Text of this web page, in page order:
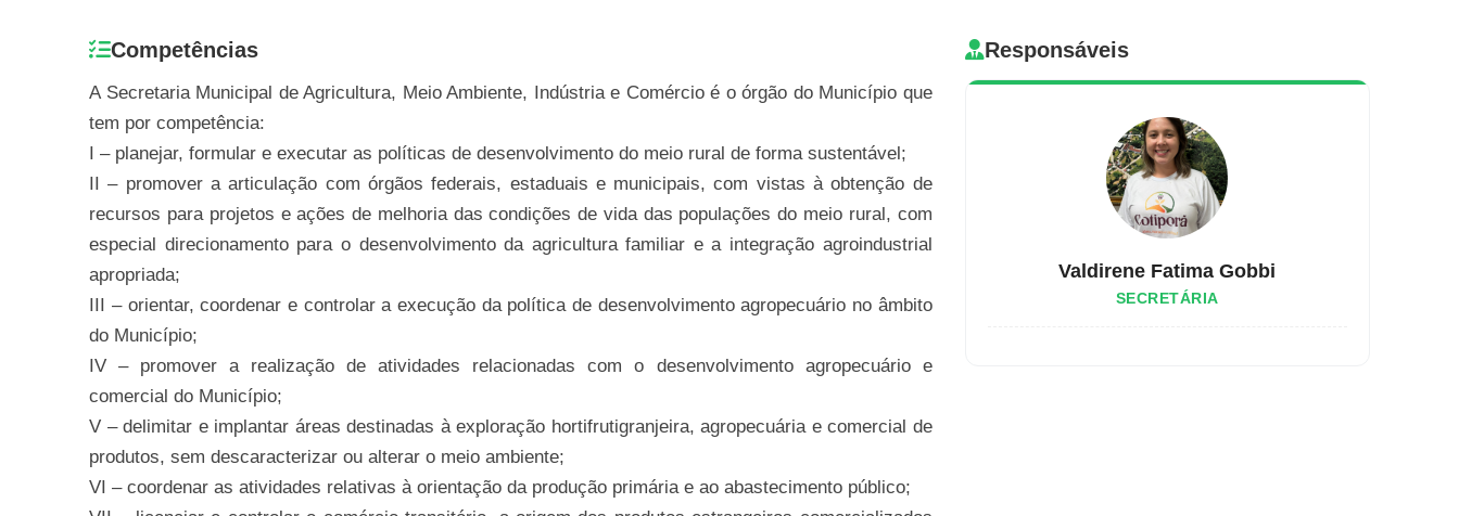
Competências
A Secretaria Municipal de Agricultura, Meio Ambiente, Indústria e Comércio é o órgão do Município que
tem por competência:
I – planejar, formular e executar as políticas de desenvolvimento do meio rural de forma sustentável;
II – promover a articulação com órgãos federais, estaduais e municipais, com vistas à obtenção de
recursos para projetos e ações de melhoria das condições de vida das populações do meio rural, com
especial direcionamento para o desenvolvimento da agricultura familiar e a integração agroindustrial
apropriada;
III – orientar, coordenar e controlar a execução da política de desenvolvimento agropecuário no âmbito
do Município;
IV – promover a realização de atividades relacionadas com o desenvolvimento agropecuário e
comercial do Município;
V – delimitar e implantar áreas destinadas à exploração hortifrutigranjeira, agropecuária e comercial de
produtos, sem descaracterizar ou alterar o meio ambiente;
VI – coordenar as atividades relativas à orientação da produção primária e ao abastecimento público;
Responsáveis
Valdirene Fatima Gobbi
SECRETÁRIA